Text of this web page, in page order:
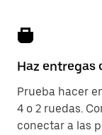
Haz entregas
Prueba hacer
4 o 2 ruedas.
conectar a las